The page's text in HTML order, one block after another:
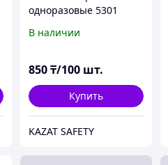
одноразовые 5301
В наличии
850₸/100 шт.
Купить
KAZAT SAFETY